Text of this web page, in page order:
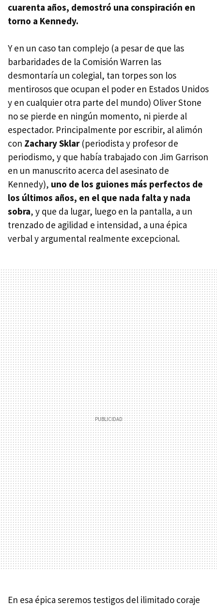
cuarenta años, demostró una conspiración en
torno a Kennedy.
Y en un caso tan complejo (a pesar de que las
barbaridades de la Comisión Warren las
desmontaría un colegial, tan torpes son los
mentirosos que ocupan el poder en Estados Unidos
y en cualquier otra parte del mundo) Oliver Stone
no se pierde en ningún momento, ni pierde al
espectador. Principalmente por escribir, al alimón
con Zachary Sklar(periodista y profesor de
periodismo, y que había trabajado con Jim Garrison
en un manuscrito acerca del asesinato de
Kennedy), uno de los guiones más perfectos de
los últimos años, en el que nada falta y nada
sobra, y que da lugar, luego en la pantalla, a un
trenzado de agilidad e intensidad, a una épica
verbal y argumental realmente excepcional.
En esa épica seremos testigos del ilimitado coraje